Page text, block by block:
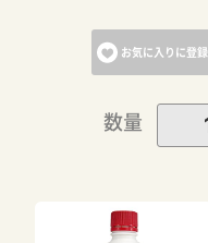
お気に入りに登録
数量